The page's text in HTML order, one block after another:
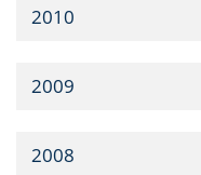
2010
2009
2008